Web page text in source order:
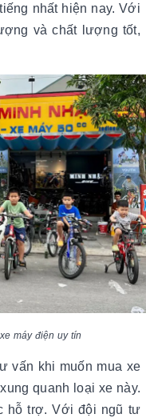
nhất hiện nay. Với
và chất lượng tốt,
máy điện uy tín
vấn khi muốn mua xe
quanh loại xe này.
hỗ trợ. Với đội ngũ tư